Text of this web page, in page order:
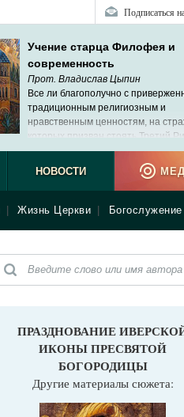
Подписаться
Учение старца Филофея и
современность
Прот. Владислав Цыпин
Все ли благополучно с
традиционным религиозным и
нравственным ценностям, на
которых призван стоять Третий
современной России?
Жизнь Церкви Богослужение
НОВОСТИ
ПРАЗДНОВАНИЕ
ИКОНЫ ПРЕСВЯТОЙ
БОГОРОДИЦЫ
Другие материалы сюжета: